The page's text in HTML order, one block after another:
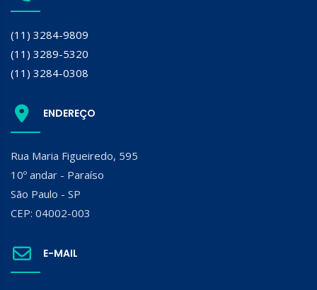
(11) 3284-9809
(11) 3289-5320
(11) 3284-0308
ENDEREÇO
Rua Maria Figueiredo, 595
10º andar - Paraíso
São Paulo - SP
CEP: 04002-003
E-MAIL